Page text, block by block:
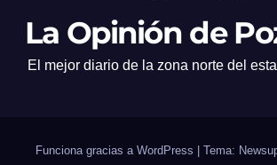
La Opinión de
El mejor diario de la zona norte del
Funciona gracias a WordPress | Tema: